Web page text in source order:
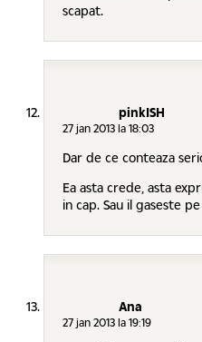
scapat.
pinkISH
27 jan 2013 la 18:03
Dar de ce conteaza
Ea asta crede, asta
in cap. Sau il gaseste
Ana
27 jan 2013 la 19:19